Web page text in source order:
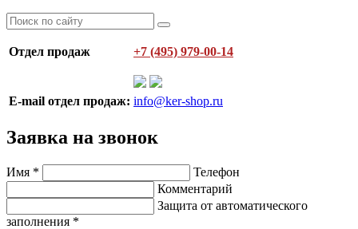
Отдел продаж +7 (495) 979-00-14
E-mail отдел продаж: info@ker-shop.ru
Заявка на звонок
Имя *
Телефон
Комментарий
Защита от автоматического
заполнения *